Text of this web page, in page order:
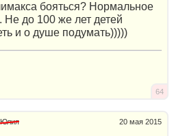
бояться? Нормальное
Не до 100 же лет детей
и о душе подумать)))))
64
20 мая 2015
Юлия